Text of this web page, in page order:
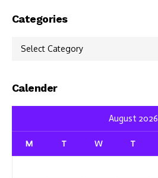
Categories
Categories
Calender
August 2026
M T W T